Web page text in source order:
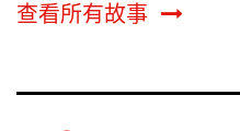
查看所有故事